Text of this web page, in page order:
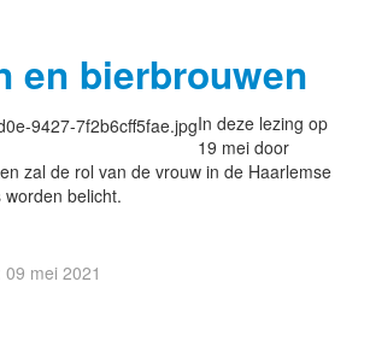
en bierbrouwen
In deze lezing op
19 mei door
zal de rol van de vrouw in de Haarlemse
belicht.
mei 2021